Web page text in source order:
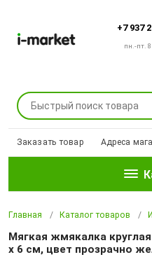
+7 937
пн.-пт.
Заказать товар Адреса
Главная Каталог товаров
Мягкая жмякалка
x 6 см, цвет прозрачно